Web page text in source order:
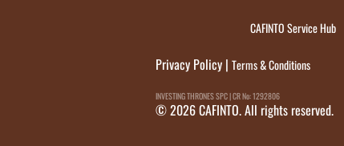
CAFINTO Service Hub
Privacy Policy| Terms & Conditions
INVESTING THRONES SPC | CR No: 1292806
© 2026 CAFINTO. All rights reserved.